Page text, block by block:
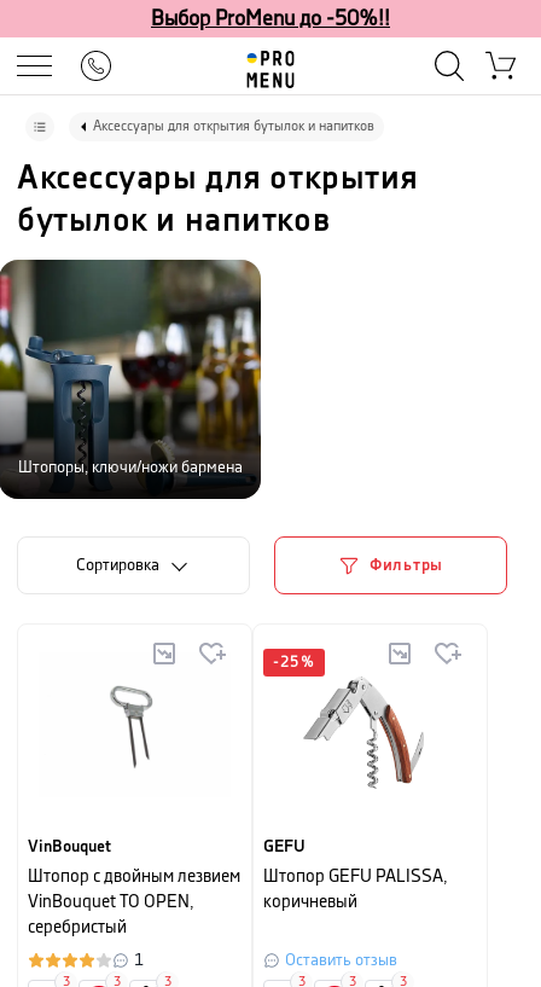
Выбор ProMenu до -50%!!
Аксессуары для открытия бутылок и напитков
Аксессуары для открытия
бутылок и напитков
Штопоры, ключи/ножи бармена
Cортировка Фильтры
VinBouquet
Штопор с двойным лезвием
VinBouquet TO OPEN,
серебристый
1
3 3 3
-25 %
GEFU
Штопор GEFU PALISSA,
коричневый
Оставить отзыв
3 3 3